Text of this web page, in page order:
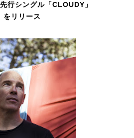
シングル「CLOUDY」
をリリース